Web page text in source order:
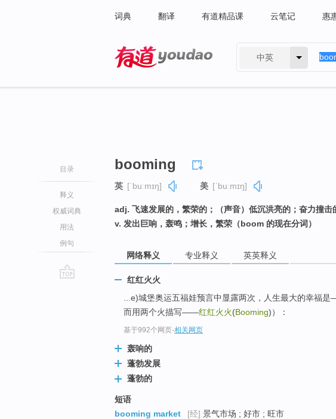
词典 翻译 有道精品课 云笔记 惠
中英
目录
释义
权威词典
用法
例句
booming
英 [ˈbuːmɪŋ] 美 [ˈbuːmɪŋ]
adj. 飞速发展的，繁荣的；（声音）低沉洪亮的；奋力撞击
v. 发出巨响，轰鸣；增长，繁荣（boom 的现在分词）
网络释义 专业释义 英英释义
红红火火
...e)城堡奥运五福娃预言中显露两次，人生最大的幸
而用两个火描写——红红火火(Booming)）：
基于992个网页-相关网页
轰响的
蓬勃发展
蓬勃的
短语
booming market
[经] 景气市场 ; 好市 ; 旺市